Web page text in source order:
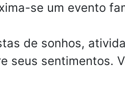
se um evento
de sonhos,
seus sentimentos.